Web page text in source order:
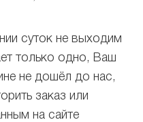
суток не выходим
только одно, Ваш
не дошёл до нас,
заказ или
на сайте